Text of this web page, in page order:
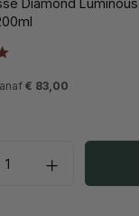
Diamond
€ 83,00